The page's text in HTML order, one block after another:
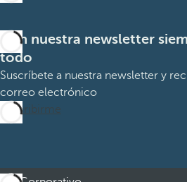
Con nuestra newsletter
todo
Suscríbete a nuestra newsletter y
correo electrónico
Suscribirme